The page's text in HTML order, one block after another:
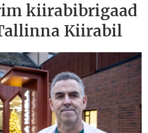
kiirabibrigaad
Kiirabil